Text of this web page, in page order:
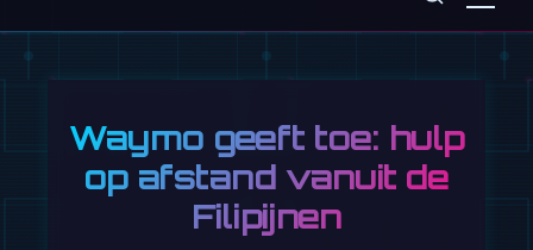
Waymo geeft toe: hulp
op afstand vanuit de
Filipijnen